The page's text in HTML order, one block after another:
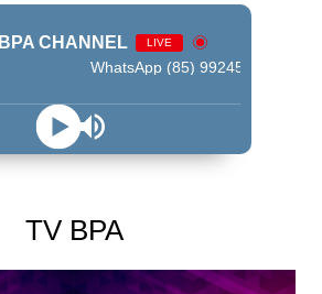
BPA CHANNEL LIVE
WhatsApp (85) 99245 - 9009
TV BPA